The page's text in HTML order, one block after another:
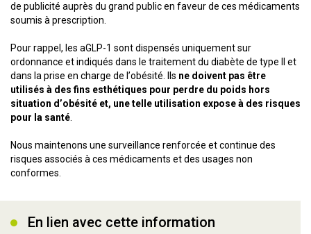
de publicité auprès du grand public en faveur de ces médicaments
soumis à prescription.
Pour rappel, les aGLP-1 sont dispensés uniquement sur
ordonnance et indiqués dans le traitement du diabète de type II et
dans la prise en charge de l’obésité. Ils ne doivent pas être
utilisés à des fins esthétiques pour perdre du poids hors
situation d’obésité et, une telle utilisation expose à des risques
pour la santé
Nous maintenons une surveillance renforcée et continue des
risques associés à ces médicaments et des usages non
conformes.
En lien avec cette information